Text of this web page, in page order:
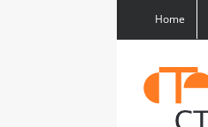
Home